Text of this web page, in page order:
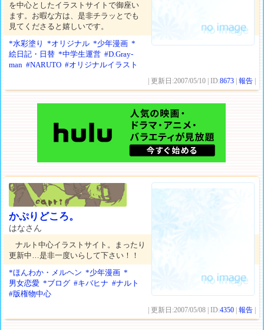
を中心としたイラストサイトで御座い
ます。お暇な方は、是非チラッとでも
見てくださると嬉しいです。
*水彩塗り
*オリジナル *少年漫画 *
絵日記・日替 *中学生運営 #D.Gray-
man #NARUTO #オリジナルイラスト
| 更新日:2007/05/10 | ID:8673 |報告
かぷりどころ。
はなさん
ナルト中心イラストサイト。まったり
更新中…是非一度いらして下さい！！
*ほんわか・メルヘン *少年漫画 *
男女恋愛 *ブログ #キバヒナ #ナルト
#版権物中心
| 更新日:2007/05/08 | ID:4350 |報告